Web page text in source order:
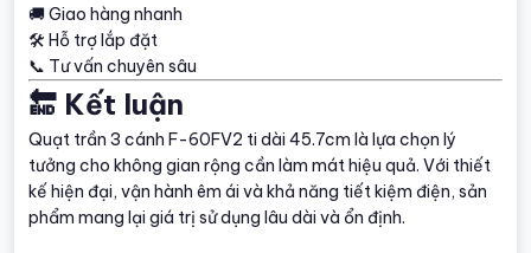
🚚 Giao hàng nhanh
🛠️ Hỗ trợ lắp đặt
📞 Tư vấn chuyên sâu
🔚 Kết luận
Quạt trần 3 cánh F-60FV2 ti dài 45.7cm là lựa chọn lý
tưởng cho không gian rộng cần làm mát hiệu quả. Với thiết
kế hiện đại, vận hành êm ái và khả năng tiết kiệm điện, sản
phẩm mang lại giá trị sử dụng lâu dài và ổn định.